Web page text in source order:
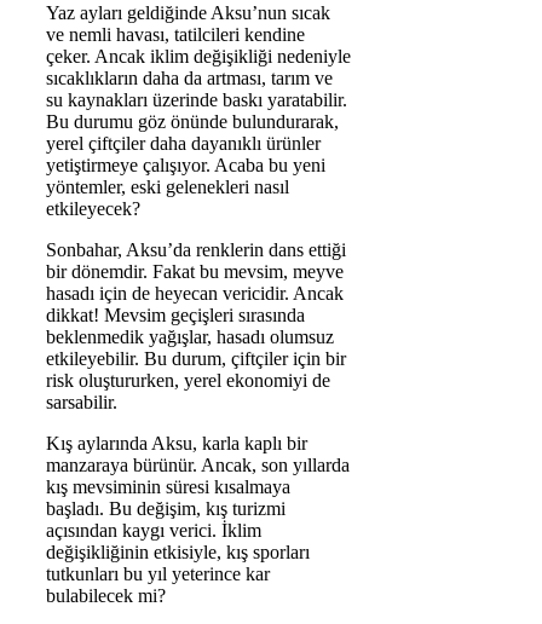
Yaz ayları geldiğinde Aksu’nun sıcak
ve nemli havası, tatilcileri kendine
çeker. Ancak iklim değişikliği nedeniyle
sıcaklıkların daha da artması, tarım ve
su kaynakları üzerinde baskı yaratabilir.
Bu durumu göz önünde bulundurarak,
yerel çiftçiler daha dayanıklı ürünler
yetiştirmeye çalışıyor. Acaba bu yeni
yöntemler, eski gelenekleri nasıl
etkileyecek?
Sonbahar, Aksu’da renklerin dans ettiği
bir dönemdir. Fakat bu mevsim, meyve
hasadı için de heyecan vericidir. Ancak
dikkat! Mevsim geçişleri sırasında
beklenmedik yağışlar, hasadı olumsuz
etkileyebilir. Bu durum, çiftçiler için bir
risk oluştururken, yerel ekonomiyi de
sarsabilir.
Kış aylarında Aksu, karla kaplı bir
manzaraya bürünür. Ancak, son yıllarda
kış mevsiminin süresi kısalmaya
başladı. Bu değişim, kış turizmi
açısından kaygı verici. İklim
değişikliğinin etkisiyle, kış sporları
tutkunları bu yıl yeterince kar
bulabilecek mi?